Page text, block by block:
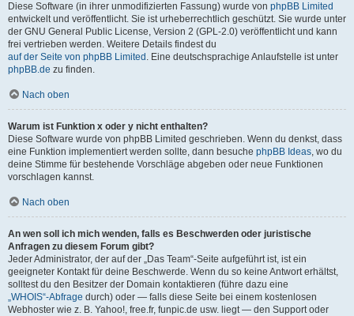
Diese Software (in ihrer unmodifizierten Fassung) wurde von phpBB Limited
entwickelt und veröffentlicht. Sie ist urheberrechtlich geschützt. Sie wurde unter
der GNU General Public License, Version 2 (GPL-2.0) veröffentlicht und kann
frei vertrieben werden. Weitere Details findest du
auf der Seite von phpBB Limited . Eine deutschsprachige Anlaufstelle ist unter
phpBB.de zu finden.
Nach oben
Warum ist Funktion x oder y nicht enthalten?
Diese Software wurde von phpBB Limited geschrieben. Wenn du denkst, dass
eine Funktion implementiert werden sollte, dann besuche phpBB Ideas, wo du
deine Stimme für bestehende Vorschläge abgeben oder neue Funktionen
vorschlagen kannst.
Nach oben
An wen soll ich mich wenden, falls es Beschwerden oder juristische
Anfragen zu diesem Forum gibt?
Jeder Administrator, der auf der „Das Team“-Seite aufgeführt ist, ist ein
geeigneter Kontakt für deine Beschwerde. Wenn du so keine Antwort erhältst,
solltest du den Besitzer der Domain kontaktieren (führe dazu eine
„WHOIS“-Abfrage durch) oder — falls diese Seite bei einem kostenlosen
Webhoster wie z. B. Yahoo!, free.fr, funpic.de usw. liegt — den Support oder